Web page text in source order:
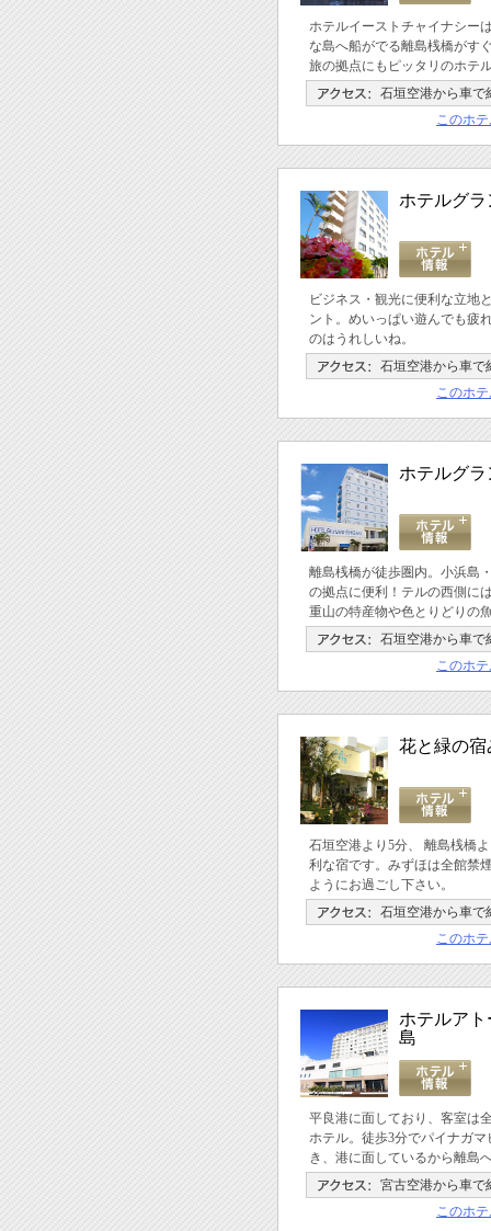
ホテルイーストチャイナシー
な島へ船がでる離島桟橋がす
旅の拠点にもピッタリのホテ
石垣空港から車で
このホ
ホテルグ
ビジネス・観光に便利な立地
ント。めいっぱい遊んでも疲
のはうれしいね。
石垣空港から車で
このホ
ホテルグ
離島桟橋が徒歩圏内。小浜島
の拠点に便利！テルの西側に
重山の特産物や色とりどりの
石垣空港から車で
このホ
花と緑の宿
石垣空港より5分、 離島桟橋
利な宿です。みずほは全館禁
ようにお過ごし下さい。
石垣空港から車で
このホ
ホテルア
島
平良港に面しており、客室は
ホテル。徒歩3分でパイナガ
き、港に面しているから離島
宮古空港から車で
このホ